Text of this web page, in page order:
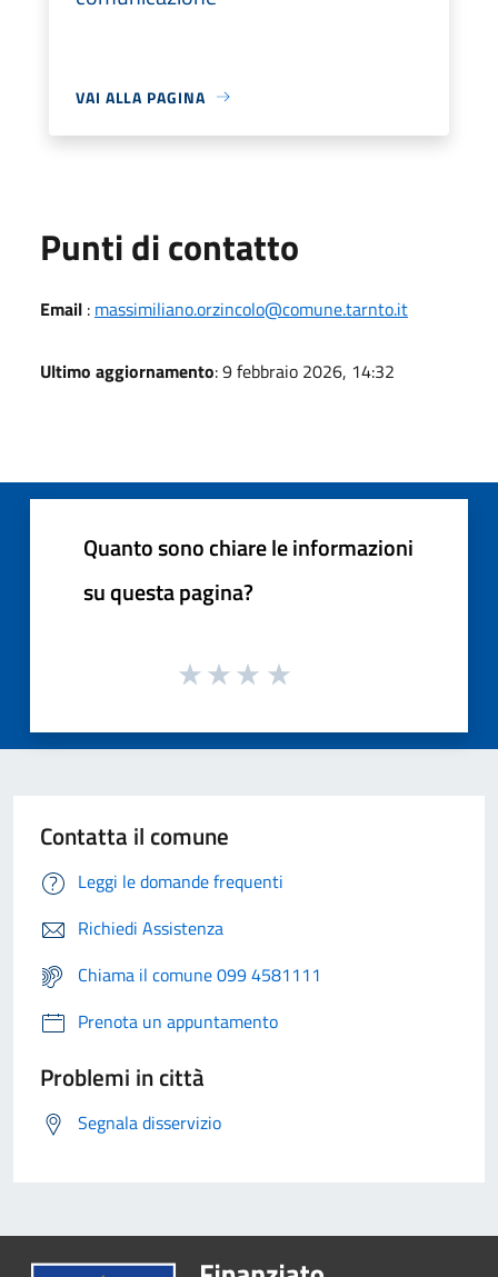
VAI ALLA PAGINA
Punti di contatto
Email : massimiliano.orzincolo@comune.tarnto.it
Ultimo aggiornamento: 9 febbraio 2026, 14:32
Quanto sono chiare le informazioni
su questa pagina?
Contatta il comune
Leggi le domande frequenti
Richiedi Assistenza
Chiama il comune 099 4581111
Prenota un appuntamento
Problemi in città
Segnala disservizio